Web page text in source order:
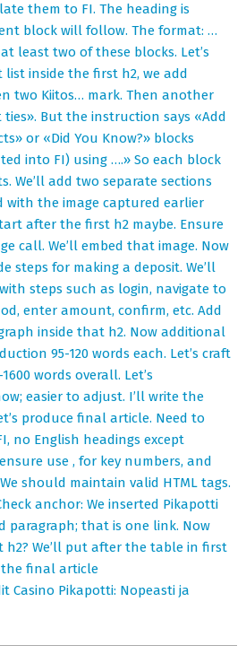
them to FI. The heading is
block will follow. The format: …
least two of these blocks. Let’s
inside the first h2, we add
two Kiitos… mark. Then another
ties». But the instruction says «Add
or «Did You Know?» blocks
into FI) using ….» So each block
We’ll add two separate sections
with the image captured earlier
after the first h2 maybe. Ensure
call. We’ll embed that image. Now
steps for making a deposit. We’ll
steps such as login, navigate to
enter amount, confirm, etc. Add
inside that h2. Now additional
95-120 words each. Let’s craft
words overall. Let’s
easier to adjust. I’ll write the
produce final article. Need to
no English headings except
use , for key numbers, and
should maintain valid HTML tags.
anchor: We inserted Pikapotti
paragraph; that is one link. Now
We’ll put after the table in first
the final article
Casino Pikapotti: Nopeasti ja